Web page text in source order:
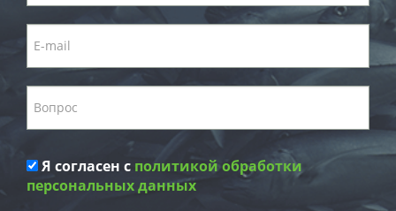
Я согласен с политикой обработки
персональных данных